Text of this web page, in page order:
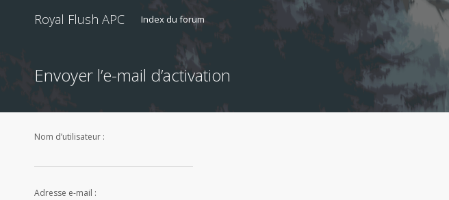
Royal Flush APC Index du forum
Envoyer l’e-mail d’activation
Nom d’utilisateur :
Adresse e-mail :